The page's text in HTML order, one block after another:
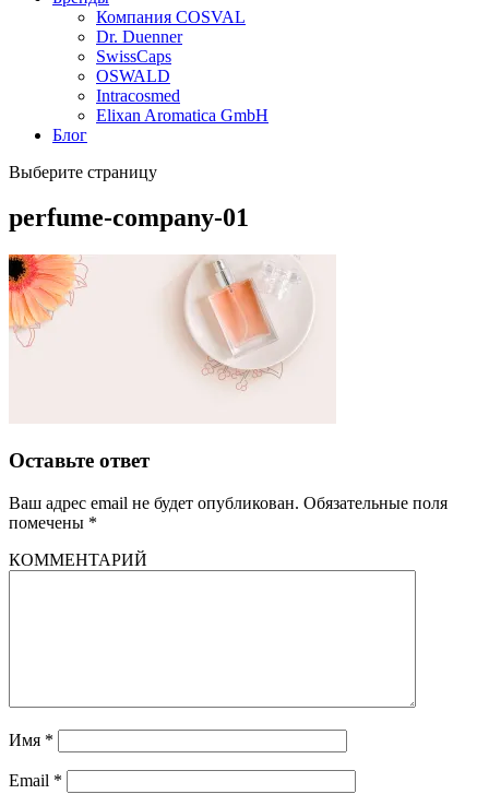
Компания COSVAL
Dr. Duenner
SwissCaps
OSWALD
Intracosmed
Elixan Aromatica GmbH
Блог
Выберите страницу
perfume-company-01
Оставьте ответ
Ваш адрес email не будет опубликован. Обязательные поля
помечены *
КОММЕНТАРИЙ
Имя *
Email *